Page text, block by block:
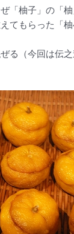
「柚子」の「
てもらった「
る（今回は伝